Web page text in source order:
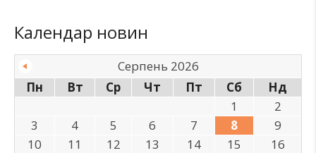
Календар новин
Серпень 2026
Пн
Вт Ср Чт Пт Сб
Нд
1
2
3
4 5 6 7 8
9
10
11 12 13 14 15
16